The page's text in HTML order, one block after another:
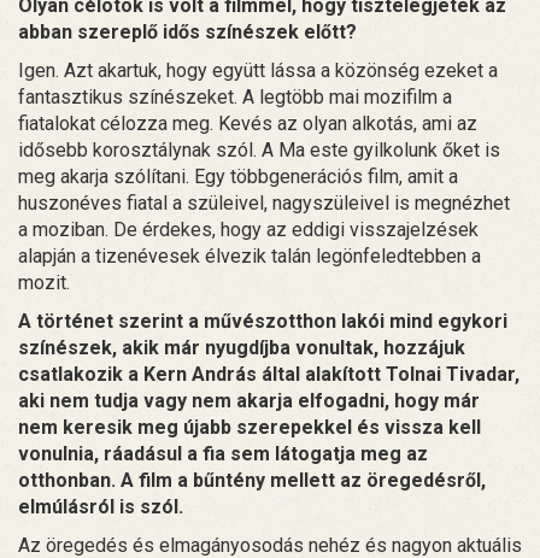
Olyan célotok is volt a filmmel, hogy tisztelegjetek az
abban szereplő idős színészek előtt?
Igen. Azt akartuk, hogy együtt lássa a közönség ezeket a
fantasztikus színészeket. A legtöbb mai mozifilm a
fiatalokat célozza meg. Kevés az olyan alkotás, ami az
idősebb korosztálynak szól. A Ma este gyilkolunk őket is
meg akarja szólítani. Egy többgenerációs film, amit a
huszonéves fiatal a szüleivel, nagyszüleivel is megnézhet
a moziban. De érdekes, hogy az eddigi visszajelzések
alapján a tizenévesek élvezik talán legönfeledtebben a
mozit.
A történet szerint a művészotthon lakói mind egykori
színészek, akik már nyugdíjba vonultak, hozzájuk
csatlakozik a Kern András által alakított Tolnai Tivadar,
aki nem tudja vagy nem akarja elfogadni, hogy már
nem keresik meg újabb szerepekkel és vissza kell
vonulnia, ráadásul a fia sem látogatja meg az
otthonban. A film a bűntény mellett az öregedésről,
elmúlásról is szól.
Az öregedés és elmagányosodás nehéz és nagyon aktuális